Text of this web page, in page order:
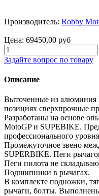
Производитель: Robby
Цена: 69450,00 руб
Задайте вопрос по товару
Описание
Выточенные из алюминия
позициях сверхпрочные
Разработаны на основе
MotoGP и SUPEBIKE.
профессионального
Промежуточное звено
SUPERBIKE. Пеги
Пеги пилота не
Подшипники в рычагах.
В комплекте подножки,
рычаги, болты.